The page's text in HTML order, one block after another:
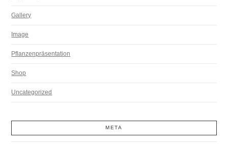
Gallery
Image
Pflanzenpräsentation
Shop
Uncategorized
META